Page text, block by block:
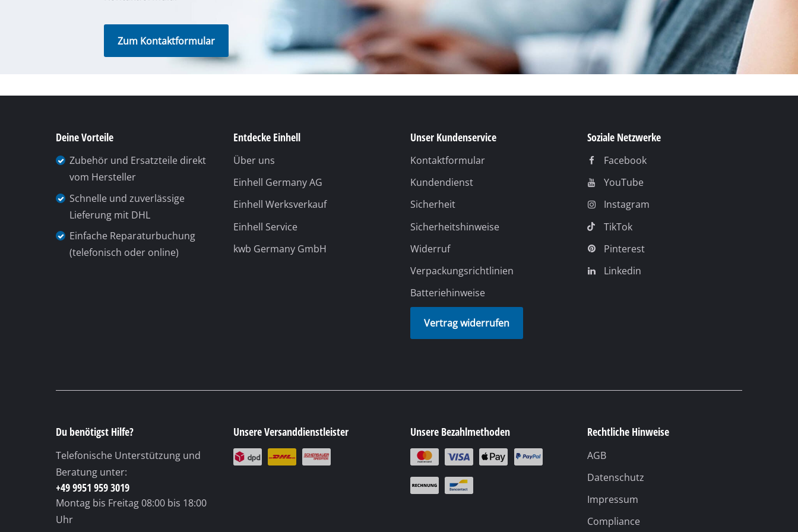
Schleif- / Gravur-Werkzeuge
Druckluftgeräte
Multifunktionswerkzeuge
Hobel / Fräsen
Schneide- / Trennmaschinen
Stromerzeuger
Poliermaschinen
Schweißgeräte
Sonstige Geräte
Akku-Kettensägen
Benzin-Kettensägen
Elektro-Kettensägen
Hochdruckreiniger
Oberflächenbürsten
Kehrmaschinen
Zum Kontaktformular
Deine Vorteile
Zubehör und Ersatzteile direkt
vom Hersteller
Schnelle und zuverlässige
Lieferung mit DHL
Einfache Reparaturbuchung
(telefonisch oder online)
Entdecke Einhell
Über uns
Einhell Germany AG
Einhell Werksverkauf
Einhell Service
kwb Germany GmbH
Unser Kundenservice
Kontaktformular
Kundendienst
Sicherheit
Sicherheitshinweise
Widerruf
Verpackungsrichtlinien
Batteriehinweise
Vertrag widerrufen
Soziale Netzwerke
Facebook
YouTube
Instagram
TikTok
Pinterest
Linkedin
Du benötigst Hilfe?
Telefonische Unterstützung und
Beratung unter:
+49 9951 959 3019
Montag bis Freitag08:00 bis 18:00
Uhr
Unsere Versanddienstleister Unsere Bezahlmethoden Rechtliche Hinweise
AGB
Datenschutz
Impressum
Compliance